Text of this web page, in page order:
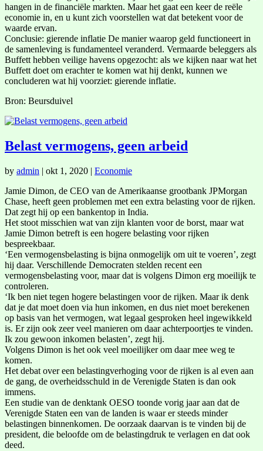
hangen in de financiële markten. Maar het gaat een keer de reële
economie in, en u kunt zich voorstellen wat dat betekent voor de
waarde ervan.
Conclusie: gierende inflatie De manier waarop geld functioneert in
de samenleving is fundamenteel veranderd. Vermaarde beleggers als
Buffett hebben veilige havens opgezocht: als we kijken naar wat het
Buffett doet om erachter te komen wat hij denkt, kunnen we
concluderen wat hij voorziet: gierende inflatie.
Bron: Beursduivel
Belast vermogens, geen arbeid
by admin | okt 1, 2020 | Economie
Jamie Dimon, de CEO van de Amerikaanse grootbank JPMorgan
Chase, heeft geen problemen met een extra belasting voor de rijken.
Dat zegt hij op een bankentop in India.
Het stoot misschien wat van zijn klanten voor de borst, maar wat
Jamie Dimon betreft is een hogere belasting voor rijken
bespreekbaar.
‘Een vermogensbelasting is bijna onmogelijk om uit te voeren’, zegt
hij daar. Verschillende Democraten stelden recent een
vermogensbelasting voor, maar dat is volgens Dimon erg moeilijk te
controleren.
‘Ik ben niet tegen hogere belastingen voor de rijken. Maar ik denk
dat je dat moet doen via hun inkomen, en dus niet moet berekenen
op basis van het vermogen, wat legaal gesproken heel ingewikkeld
is. Er zijn ook zeer veel manieren om daar achterpoortjes te vinden.
Ik zou gewoon inkomen belasten’, zegt hij.
Volgens Dimon is het ook veel moeilijker om daar mee weg te
komen.
Het debat over een belastingverhoging voor de rijken is al even aan
de gang, de overheidsschuld in de Verenigde Staten is dan ook
immens.
Een studie van de denktank OESO toonde vorig jaar aan dat de
Verenigde Staten een van de landen is waar er steeds minder
belastingen binnenkomen. De oorzaak daarvan is te vinden bij de
president, die beloofde om de belastingdruk te verlagen en dat ook
deed.